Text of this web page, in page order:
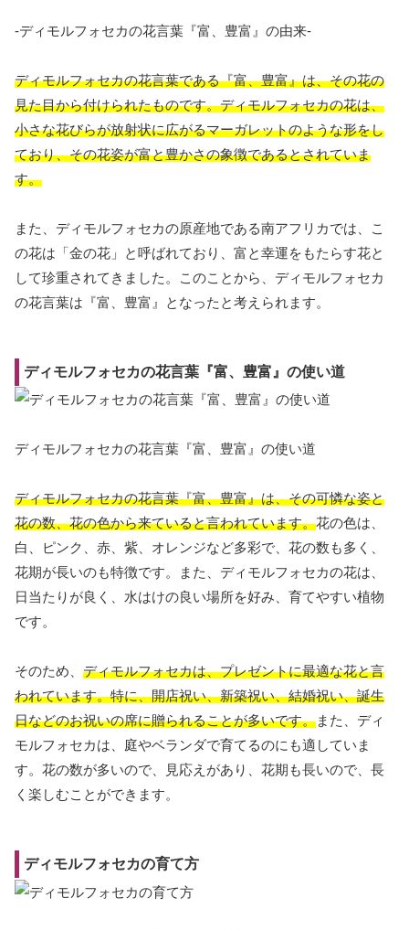
-ディモルフォセカの花言葉『富、豊富』の由来-
ディモルフォセカの花言葉である『富、豊富』は、その花の
見た目から付けられたものです。ディモルフォセカの花は、
小さな花びらが放射状に広がるマーガレットのような形をし
ており、その花姿が富と豊かさの象徴であるとされていま
す。
また、ディモルフォセカの原産地である南アフリカでは、こ
の花は「金の花」と呼ばれており、富と幸運をもたらす花と
して珍重されてきました。このことから、ディモルフォセカ
の花言葉は『富、豊富』となったと考えられます。
ディモルフォセカの花言葉『富、豊富』の使い道
ディモルフォセカの花言葉『富、豊富』の使い道
ディモルフォセカの花言葉『富、豊富』は、その可憐な姿と
花の数、花の色から来ていると言われています。花の色は、
白、ピンク、赤、紫、オレンジなど多彩で、花の数も多く、
花期が長いのも特徴です。また、ディモルフォセカの花は、
日当たりが良く、水はけの良い場所を好み、育てやすい植物
です。
そのため、 ディモルフォセカは、プレゼントに最適な花と言
われています。特に、開店祝い、新築祝い、結婚祝い、誕生
日などのお祝いの席に贈られることが多いです。また、ディ
モルフォセカは、庭やベランダで育てるのにも適していま
す。花の数が多いので、見応えがあり、花期も長いので、長
く楽しむことができます。
ディモルフォセカの育て方